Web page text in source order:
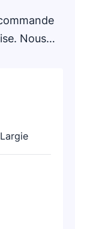
Nous